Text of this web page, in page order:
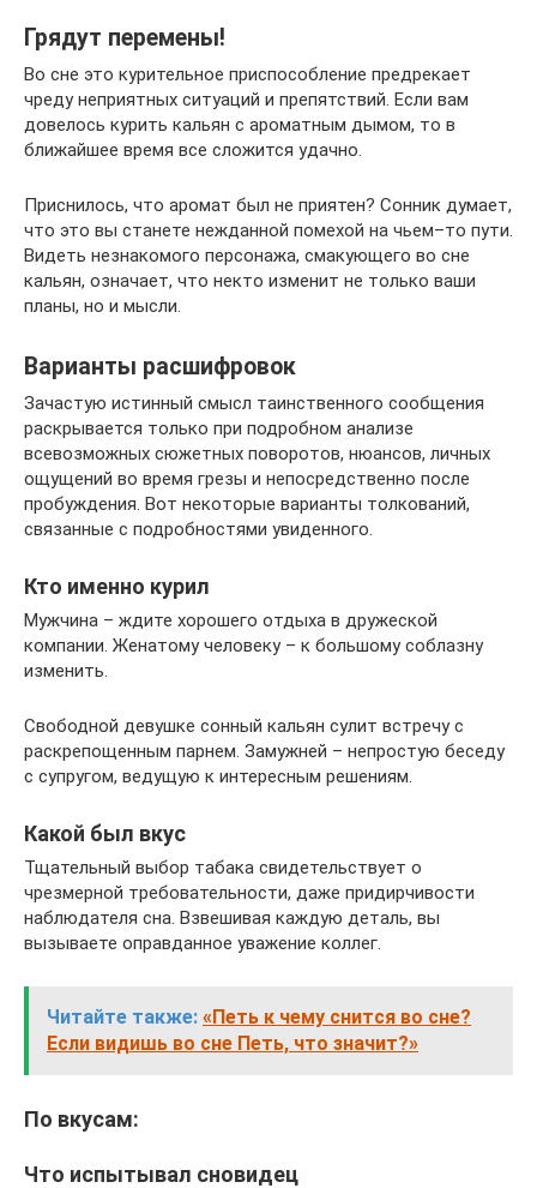
Грядут перемены!
Во сне это курительное приспособление предрекает
чреду неприятных ситуаций и препятствий. Если вам
довелось курить кальян с ароматным дымом, то в
ближайшее время все сложится удачно.
Приснилось, что аромат был не приятен? Сонник думает,
что это вы станете нежданной помехой на чьем–то пути.
Видеть незнакомого персонажа, смакующего во сне
кальян, означает, что некто изменит не только ваши
планы, но и мысли.
Варианты расшифровок
Зачастую истинный смысл таинственного сообщения
раскрывается только при подробном анализе
всевозможных сюжетных поворотов, нюансов, личных
ощущений во время грезы и непосредственно после
пробуждения. Вот некоторые варианты толкований,
связанные с подробностями увиденного.
Кто именно курил
Мужчина – ждите хорошего отдыха в дружеской
компании. Женатому человеку – к большому соблазну
изменить.
Свободной девушке сонный кальян сулит встречу с
раскрепощенным парнем. Замужней – непростую беседу
с супругом, ведущую к интересным решениям.
Какой был вкус
Тщательный выбор табака свидетельствует о
чрезмерной требовательности, даже придирчивости
наблюдателя сна. Взвешивая каждую деталь, вы
вызываете оправданное уважение коллег.
Читайте также: «Петь к чему снится во сне?
Если видишь во сне Петь, что значит?»
По вкусам:
Что испытывал сновидец